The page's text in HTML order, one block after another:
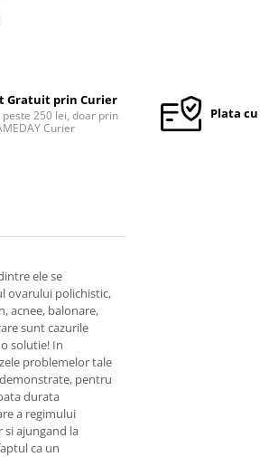
Gratuit prin Curier
peste 250 lei, doar prin
Curier
Plata
ele se
ovarului polichistic,
acnee, balonare,
sunt cazurile
solutie! In
problemelor tale
pentru
durata
a regimului
ajungand la
ca un